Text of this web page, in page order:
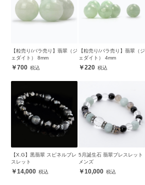
【粒売り/バラ売り】翡翠（ジ
ェダイト） 8mm
700
【粒売り/バラ売り】翡翠（ジ
ェダイト） 4mm
220
【X.G】黒翡翠 スピネルブレ
スレット
14,000
5月誕生石 翡翠ブレスレット
メンズ
10,000